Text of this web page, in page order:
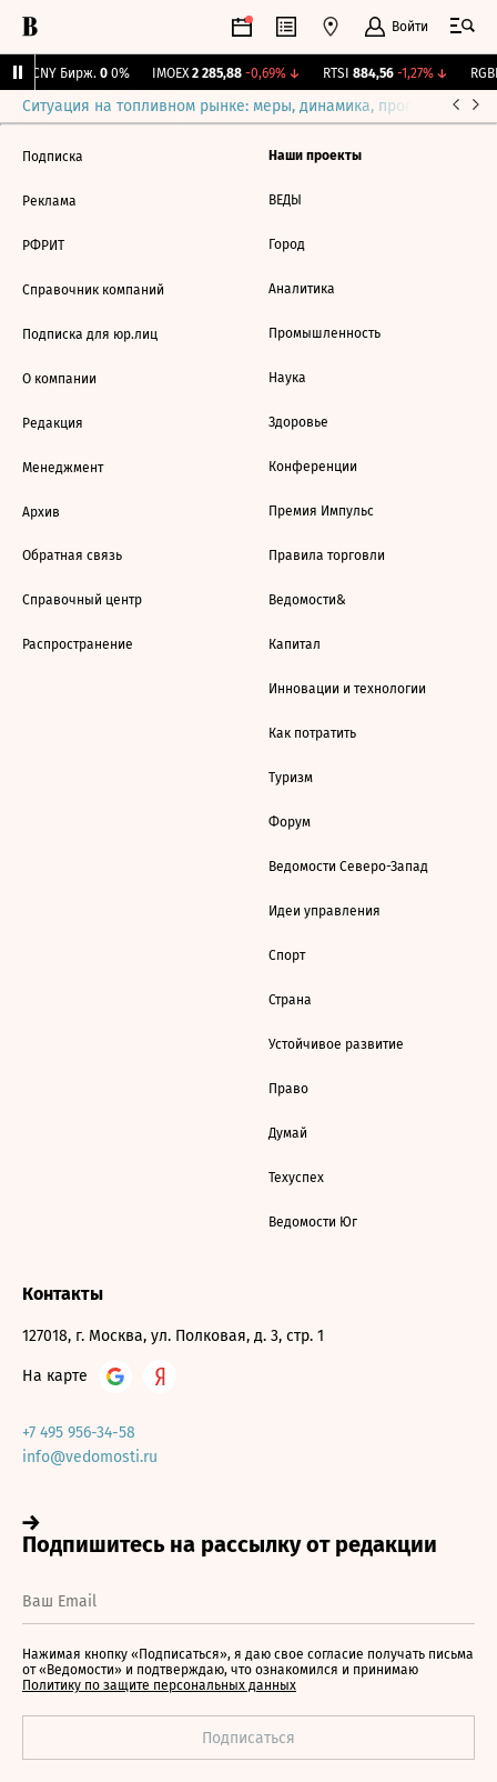
Войти
CNY Бирж. 0 0% IMOEX 2 285,88 -0,69%↓ RTSI 884,56 -1,27%↓ RGBI
Ситуация на топливном рынке: меры, динамика, прогнозы
Подписка
Реклама
РФРИТ
Справочник компаний
Подписка для юр.лиц
О компании
Редакция
Менеджмент
Архив
Обратная связь
Справочный центр
Распространение
Наши проекты
ВЕДЫ
Город
Аналитика
Промышленность
Наука
Здоровье
Конференции
Премия Импульс
Правила торговли
Ведомости&
Капитал
Инновации и технологии
Как потратить
Туризм
Форум
Ведомости Северо-Запад
Идеи управления
Спорт
Страна
Устойчивое развитие
Право
Думай
Техуспех
Ведомости Юг
Контакты
127018, г. Москва, ул. Полковая, д. 3, стр. 1
На карте
+7 495 956-34-58
info@vedomosti.ru
Нажимая кнопку «Подписаться», я даю свое согласие получать письма
от «Ведомости» и подтверждаю, что ознакомился и принимаю
Политику по защите персональных данных